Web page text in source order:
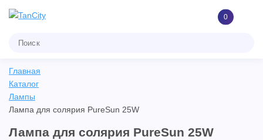
0
Главная
Каталог
Лампы
Лампа для солярия PureSun 25W
Лампа для солярия PureSun 25W